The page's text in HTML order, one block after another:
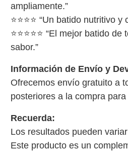
ampliamente.”
⭐⭐⭐⭐ “Un batido nutritivo
⭐⭐⭐⭐⭐ “El mejor batido
sabor.”
Información de Envío y
Ofrecemos envío gratuito a
posteriores a la compra
Recuerda:
Los resultados pueden
Este producto es un